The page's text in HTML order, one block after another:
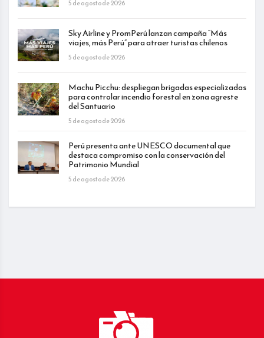
5 de agosto de 2026
Sky Airline y PromPerú lanzan campaña “Más
viajes, más Perú” para atraer turistas chilenos
5 de agosto de 2026
Machu Picchu: despliegan brigadas especializadas
para controlar incendio forestal en zona agreste
del Santuario
5 de agosto de 2026
Perú presenta ante UNESCO documental que
destaca compromiso con la conservación del
Patrimonio Mundial
5 de agosto de 2026